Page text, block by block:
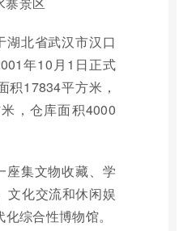
湖北省武汉市汉口
年10月1日正式
积17834平方米，
，仓库面积4000
座集文物收藏、学
文化交流和休闲娱
综合性博物馆。